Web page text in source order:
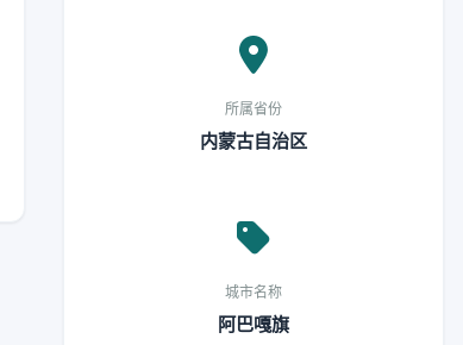
所属省份
内蒙古自治区
城市名称
阿巴嘎旗